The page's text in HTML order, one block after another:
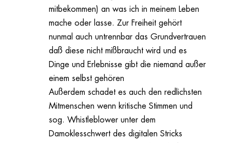
mitbekommen) an was ich in meinem Leben
mache oder lasse. Zur Freiheit gehört
nunmal auch untrennbar das Grundvertrauen
daß diese nicht mißbraucht wird und es
Dinge und Erlebnisse gibt die niemand außer
einem selbst gehören
Außerdem schadet es auch den redlichsten
Mitmenschen wenn kritische Stimmen und
sog. Whistleblower unter dem
Damoklesschwert des digitalen Stricks